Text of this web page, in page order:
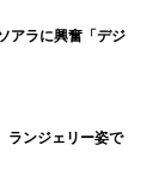
アラに興奮「デジ
ランジェリー姿で